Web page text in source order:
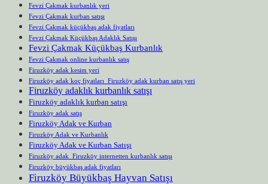
Fevzi Çakmak kurbanlık yeri
Fevzi Çakmak kurban satışı
Fevzi Çakmak küçükbaş adak fiyatları
Fevzi Çakmak Küçükbaş Adaklık Satışı
Fevzi Çakmak Küçükbaş Kurbanlık
Fevzi Çakmak online kurbanlık satış
Firuzköy adak kesim yeri
Firuzköy adak koç fiyatları Firuzköy adak kurban satış yeri
Firuzköy adaklık kurbanlık satışı
Firuzköy adaklık kurban satışı
Firuzköy adak satış
Firuzköy Adak ve Kurban
Firuzköy Adak ve Kurbanlık
Firuzköy Adak ve Kurban Satışı
Firuzköy adak Firuzköy internetten kurbanlık satışı
Firuzköy büyükbaş adak fiyatları
Firuzköy Büyükbaş Hayvan Satışı